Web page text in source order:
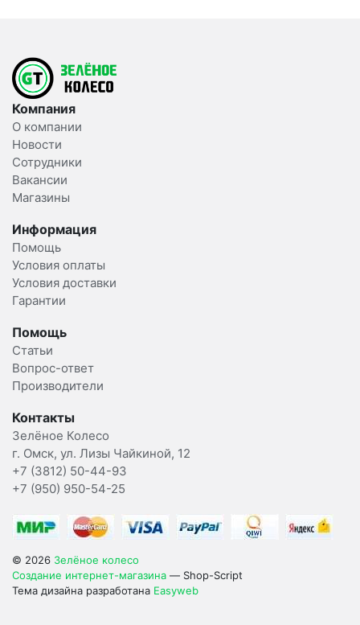
Компания
О компании
Новости
Сотрудники
Вакансии
Магазины
Информация
Помощь
Условия оплаты
Условия доставки
Гарантии
Помощь
Статьи
Вопрос-ответ
Производители
Контакты
Зелёное Колесо
г. Омск, ул. Лизы Чайкиной, 12
+7 (3812) 50-44-93
+7 (950) 950-54-25
© 2026 Зелёное колесо
Создание интернет-магазина — Shop-Script
Тема дизайна разработана Easyweb